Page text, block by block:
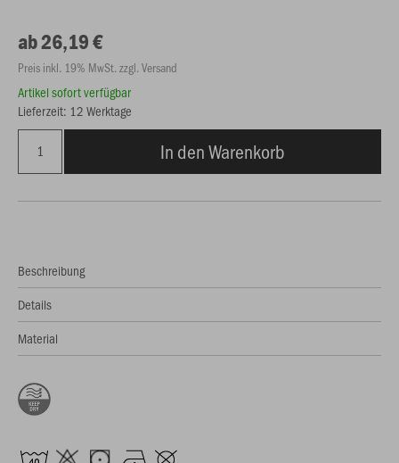
ab 26,19 €
Preis inkl. 19% MwSt. zzgl. Versand
Artikel sofort verfügbar
Lieferzeit: 12 Werktage
In den Warenkorb
Beschreibung
Details
Material